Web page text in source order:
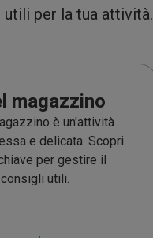
per la tua attività.
magazzino
è un'attività
e delicata. Scopri
per gestire il
utili.